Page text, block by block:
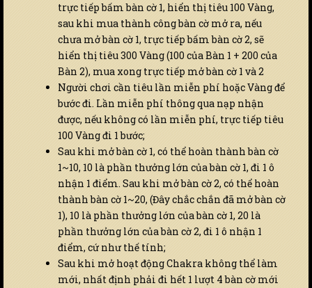
trực tiếp bấm bàn cờ 1, hiển thị tiêu 100 Vàng,
sau khi mua thành công bàn cờ mở ra, nếu
chưa mở bàn cờ 1, trực tiếp bấm bàn cờ 2, sẽ
hiển thị tiêu 300 Vàng (100 của Bàn 1 + 200 của
Bàn 2), mua xong trực tiếp mở bàn cờ 1 và 2
Người chơi cần tiêu lần miễn phí hoặc Vàng để
bước đi. Lần miễn phí thông qua nạp nhận
được, nếu không có lần miễn phí, trực tiếp tiêu
100 Vàng đi 1 bước;
Sau khi mở bàn cờ 1, có thể hoàn thành bàn cờ
1~10, 10 là phần thưởng lớn của bàn cờ 1, đi 1 ô
nhận 1 điểm. Sau khi mở bàn cờ 2, có thể hoàn
thành bàn cờ 1~20, (Đây chắc chắn đã mở bàn cờ
1), 10 là phần thưởng lớn của bàn cờ 1, 20 là
phần thưởng lớn của bàn cờ 2, đi 1 ô nhận 1
điểm, cứ như thế tính;
Sau khi mở hoạt động Chakra không thể làm
mới, nhất định phải đi hết 1 lượt 4 bàn cờ mới